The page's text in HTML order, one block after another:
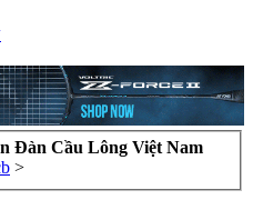
Đàn Cầu Lông Việt Nam
>